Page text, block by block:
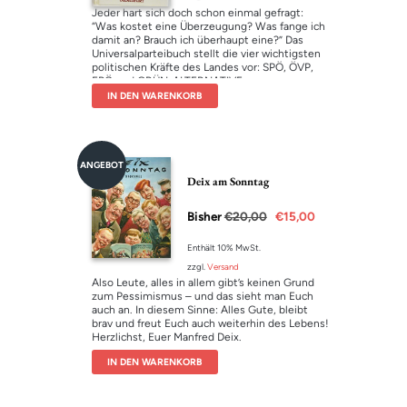
. Eigentlich sind die “Risottos”, so der
selbstgewählte Name, wie eine große Familie,
denn
alle sind füreinander da und unterstützen sich
gegenseitig
.
In der Risottostraße gibt es jede Menge
kleine Abenteuer
plötzlich zu einer
Ermittlungsgruppe
werden müssen, als ein Schokobrötchen
verschwindet. Oder der ungeplante
Balkonien-Urlaub
. Außerdem bauen die Kinder mit Bruno ein
Eichhörnchen-Haus
, feiern eine
Monster-Party
für den guten Zweck
durch die Kartons auf dem Dachboden. Beim
Lesen wird man Teil der kleinen Risotto-Welt
und fühlt sich dort selbst
ganz wie zu Hause!
Jeder hart sich doch schon einmal gefragt:
“Was kostet eine Überzeugung? Was fange ich
damit an? Brauch ich überhaupt eine?” Das
Universalparteibuch stellt die vier wichtigsten
politischen Kräfte des Landes vor: SPÖ, ÖVP,
FPÖ und GRÜN-ALTERNATIVE.
Mit Hilfe dieses unentbehrlichen Ratgebers
kann nun der Laie, wie aus dem Versandkatalog,
IN DEN WARENKORB
ANGEBOT
Deix am Sonntag
Bisher€20,00 €15,00
Enthält 10% MwSt.
zzgl. Versand
Also Leute, alles in allem gibt’s keinen Grund
zum Pessimismus – und das sieht man Euch
auch an. In diesem Sinne: Alles Gute, bleibt
brav und freut Euch auch weiterhin des Lebens!
Herzlichst, Euer Manfred Deix.
IN DEN WARENKORB